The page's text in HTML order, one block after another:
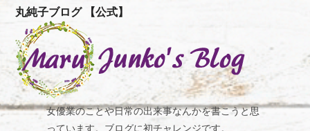
丸純子ブログ 【公式】
女優業のことや日常の出来事なんかを書こうと思
っています。ブログに初チャレンジです。